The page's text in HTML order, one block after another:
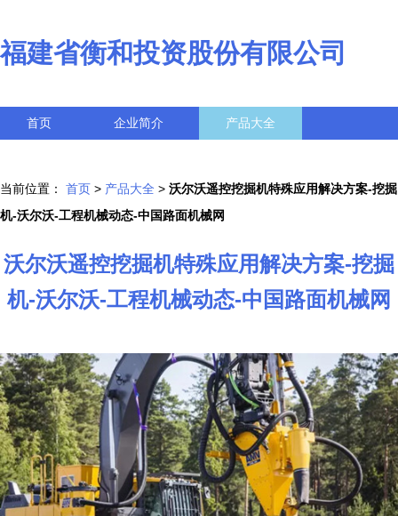
福建省衡和投资股份有限公司
首页 企业简介 产品大全
当前位置： 首页 > 产品大全 > 沃尔沃遥控挖掘机特殊应用解决方案-挖掘
机-沃尔沃-工程机械动态-中国路面机械网
沃尔沃遥控挖掘机特殊应用解决方案-挖掘
机-沃尔沃-工程机械动态-中国路面机械网